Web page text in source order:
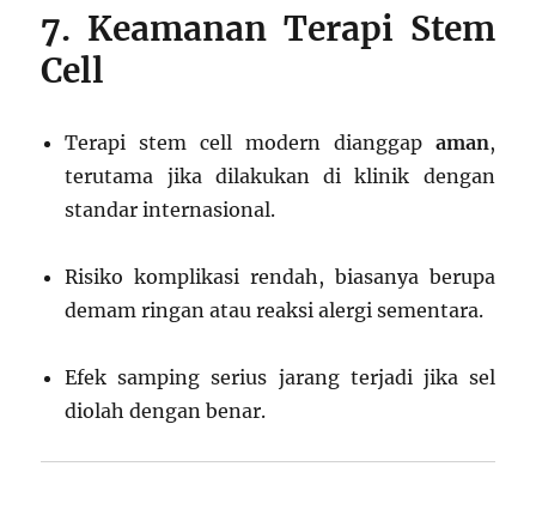
7. Keamanan Terapi Stem
Cell
Terapi stem cell modern dianggap aman,
terutama jika dilakukan di klinik dengan
standar internasional.
Risiko komplikasi rendah, biasanya berupa
demam ringan atau reaksi alergi sementara.
Efek samping serius jarang terjadi jika sel
diolah dengan benar.